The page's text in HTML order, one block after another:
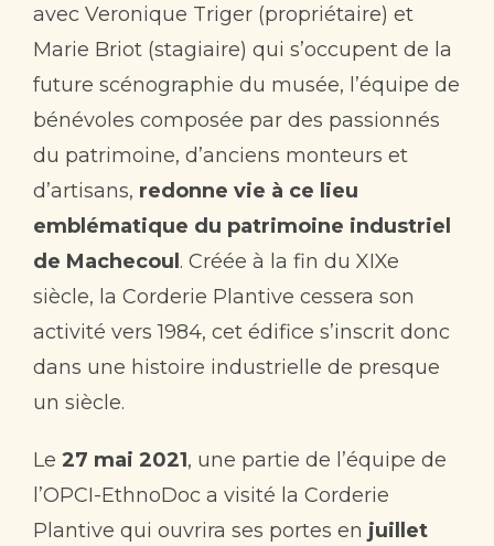
avec Veronique Triger (propriétaire) et
Marie Briot (stagiaire) qui s’occupent de la
future scénographie du musée, l’équipe de
bénévoles composée par des passionnés
du patrimoine, d’anciens monteurs et
d’artisans, redonne vie à ce lieu
emblématique du patrimoine industriel
de Machecoul. Créée à la fin du XIXe
siècle, la Corderie Plantive cessera son
activité vers 1984, cet édifice s’inscrit donc
dans une histoire industrielle de presque
un siècle.
Le 27 mai 2021, une partie de l’équipe de
l’OPCI-EthnoDoc a visité la Corderie
Plantive qui ouvrira ses portes en juillet